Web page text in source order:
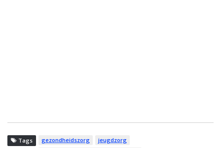
Tags gezondheidszorg
jeugdzorg